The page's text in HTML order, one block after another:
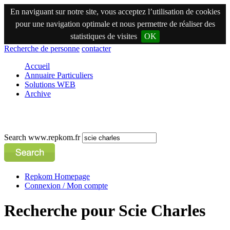
En naviguant sur notre site, vous acceptez l’utilisation de cookies
pour une navigation optimale et nous permettre de réaliser des
statistiques de visites
OK
Recherche de personne contacter
Accueil
Annuaire Particuliers
Solutions WEB
Archive
Search www.repkom.fr
Repkom Homepage
Connexion / Mon compte
Recherche pour Scie Charles